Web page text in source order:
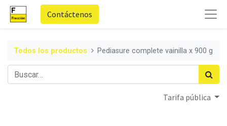
Contáctenos
Todos los productos Pediasure complete vainilla x 900 g
Tarifa pública